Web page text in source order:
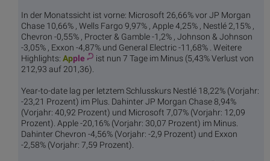
In der Monatssicht ist vorne: Microsoft 26,66% vor JP Morgan
Chase 10,66% , Wells Fargo 9,97% , Apple 4,25% , Nestlé 2,15% ,
Chevron -0,55% , Procter & Gamble -1,2% , Johnson & Johnson
-3,05% , Exxon -4,87% und General Electric -11,68% . Weitere
Highlights: Apple
ist nun 7 Tage im Minus (5,43% Verlust von
212,93 auf 201,36).
Year-to-date lag per letztem Schlusskurs Nestlé 18,22% (Vorjahr:
-23,21 Prozent) im Plus. Dahinter JP Morgan Chase 8,94%
(Vorjahr: 40,92 Prozent) und Microsoft 7,07% (Vorjahr: 12,09
Prozent). Apple -20,16% (Vorjahr: 30,07 Prozent) im Minus.
Dahinter Chevron -4,56% (Vorjahr: -2,9 Prozent) und Exxon
-2,58% (Vorjahr: 7,59 Prozent).